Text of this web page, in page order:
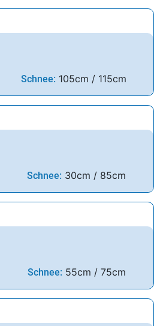
Schnee: 105cm / 115cm
Schnee: 30cm / 85cm
Schnee: 55cm / 75cm